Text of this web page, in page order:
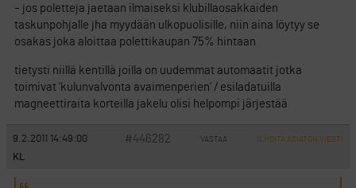
– jos poletteja jaetaan ilmaiseksi klubillaosakkaiden
taskunpohjalle jha myydään ulkopuolisille, niin aina löytyy se
osakas joka aloittaa polettikaupan 75% hintaan
tietysti niillä kentillä joilla on uudemmat automaatit jotka
toimivat ’kulunvalvonta avaimenperien’ / esiladatuilla
magneettiraita korteilla jakelu olisi helpompi järjestää
9.2.2011 14:49:00 #446282 VASTAA ILMOITA ASIATON VIESTI
KL